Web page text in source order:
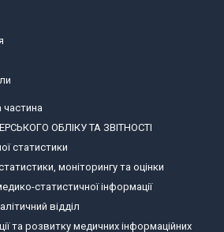
частина
ОБЛІКУ ТА ЗВІТНОСТІ
статистики
моніторингу та оцінки
статистичної інформації
відділ
та розвитку медичних інформаційних